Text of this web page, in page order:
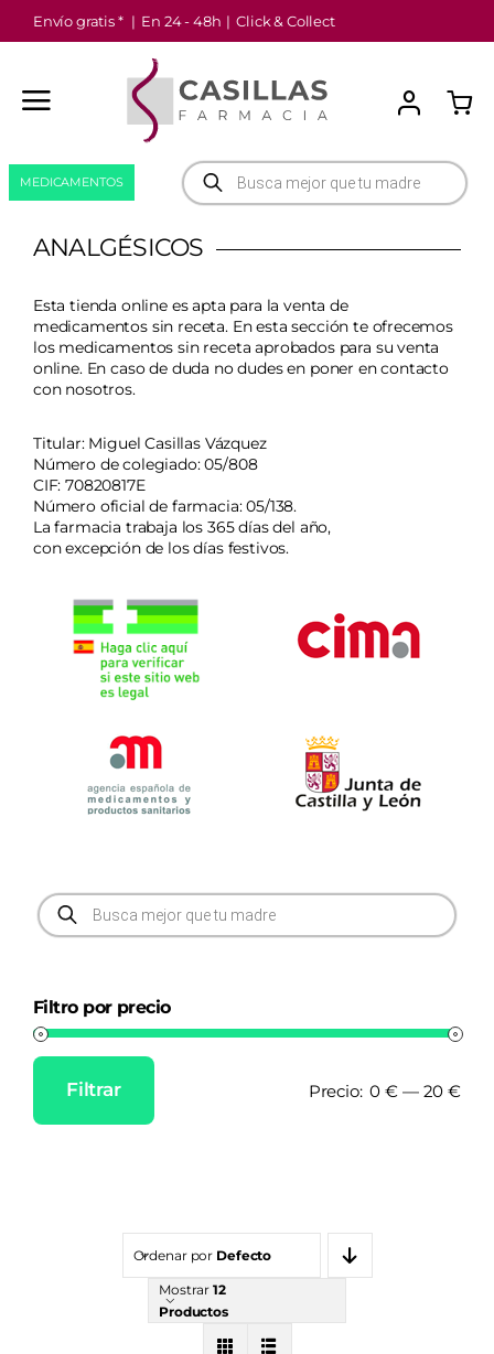
Saltar
al
Envío gratis * | En 24 - 48h | Click & Collect
Búsqueda
de
productos
MEDICAMENTOS
ANALGÉSICOS
Esta tienda online es apta para la venta de
medicamentos sin receta. En esta sección te ofrecemos
los medicamentos sin receta aprobados para su venta
online. En caso de duda no dudes en poner encontacto
con nosotros.
Titular: Miguel Casillas Vázquez
Número de colegiado: 05/808
CIF: 70820817E
Número oficial de farmacia: 05/138.
La farmacia trabaja los 365 días del año,
con excepción de los días festivos.
Búsqueda
de
productos
Filtro por precio
Filtrar Precio: 0 € — 20 €
Ordenar por Defecto
Mostrar12
Productos